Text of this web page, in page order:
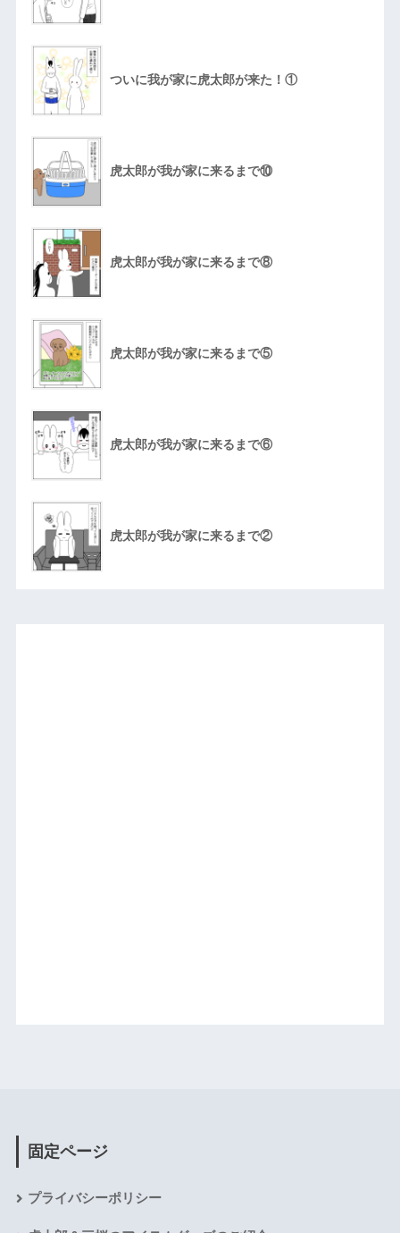
ついに我が家に虎太郎が来た！①
虎太郎が我が家に来るまで⑩
虎太郎が我が家に来るまで⑧
虎太郎が我が家に来るまで⑤
虎太郎が我が家に来るまで⑥
虎太郎が我が家に来るまで②
固定ページ
プライバシーポリシー